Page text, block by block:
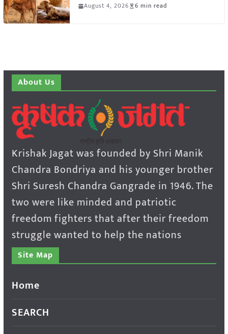
August 4, 2026 6 min read
About Us
Krishak Jagat was founded by Shri Manik
Chandra Bondriya and his younger brother
Shri Suresh Chandra Gangrade in 1946. The
two were like minded and patriotic
freedom fighters that after their freedom
struggle wanted to help the nations
Site Map
Home
SEARCH